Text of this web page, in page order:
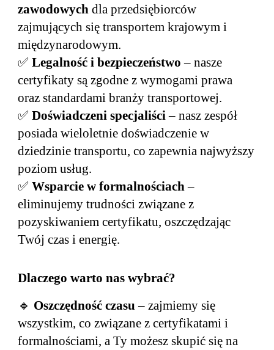
zawodowych dla przedsiębiorców
zajmujących się transportem krajowym i
międzynarodowym.
✅Legalność i bezpieczeństwo – nasze
certyfikaty są zgodne z wymogami prawa
oraz standardami branży transportowej.
✅Doświadczeni specjaliści – nasz zespół
posiada wieloletnie doświadczenie w
dziedzinie transportu, co zapewnia najwyższy
poziom usług.
✅Wsparcie w formalnościach –
eliminujemy trudności związane z
pozyskiwaniem certyfikatu, oszczędzając
Twój czas i energię.
Dlaczego warto nas wybrać?
🔹 Oszczędność czasu – zajmiemy się
wszystkim, co związane z certyfikatami i
formalnościami, a Ty możesz skupić się na